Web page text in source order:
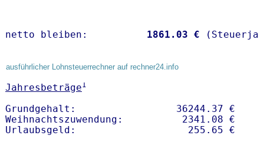
netto bleiben: 1861.03 €
ausführlicher Lohnsteuerrechner auf rechner24.info
Jahresbeträge1
Grundgehalt:                 36244.37 €
Weihnachtszuwendung:          2341.08 €